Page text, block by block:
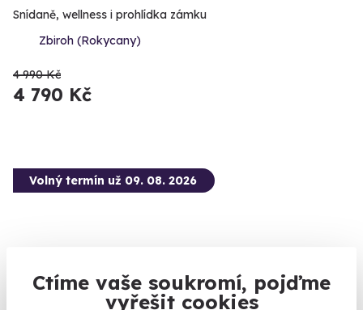
Ctíme vaše soukromí, pojďme
vyřešit cookies
Snídaně, wellness i prohlídka zámku
Zbiroh (Rokycany)
4 990 Kč
4 790 Kč
Volný termín už 09. 08. 2026